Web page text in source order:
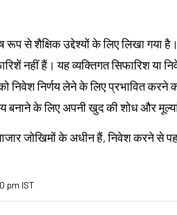
रूप से शैक्षिक उद्देश्यों के लिए लिखा गया
नहीं हैं। यह व्यक्तिगत सिफारिश या
निवेश निर्णय लेने के लिए प्रभावित करने
बनाने के लिए अपनी खुद की शोध और
जोखिमों के अधीन हैं, निवेश करने से
pm IST